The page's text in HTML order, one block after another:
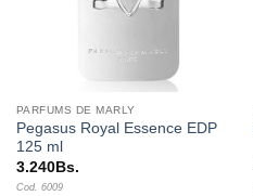
PARFUMS DE MARLY
Pegasus Royal Essence EDP
125 ml
3.240Bs.
Cod. 6009